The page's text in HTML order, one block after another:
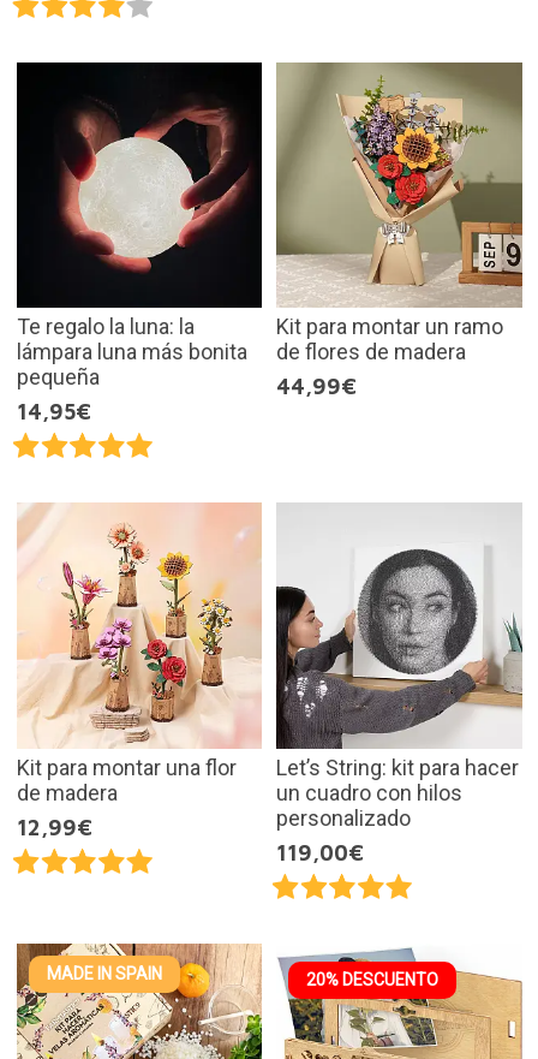
Te regalo la luna: la
lámpara luna más bonita
pequeña
14,95€
Kit para montar un ramo
de flores de madera
44,99€
Kit para montar una flor
de madera
12,99€
Let’s String: kit para hacer
un cuadro con hilos
personalizado
119,00€
MADE IN SPAIN 20% DESCUENTO